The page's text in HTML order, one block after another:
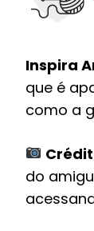
Inspira
que é
como a
do